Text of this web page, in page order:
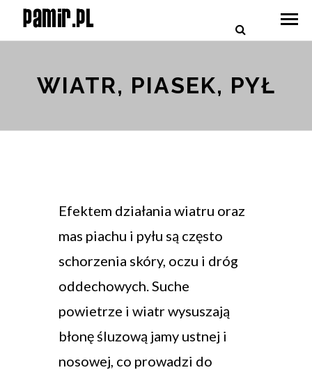
WIATR, PIASEK, PYŁ
Efektem działania wiatru oraz
mas piachu i pyłu są często
schorzenia skóry, oczu i dróg
oddechowych. Suche
powietrze i wiatr wysuszają
błonę śluzową jamy ustnej i
nosowej, co prowadzi do